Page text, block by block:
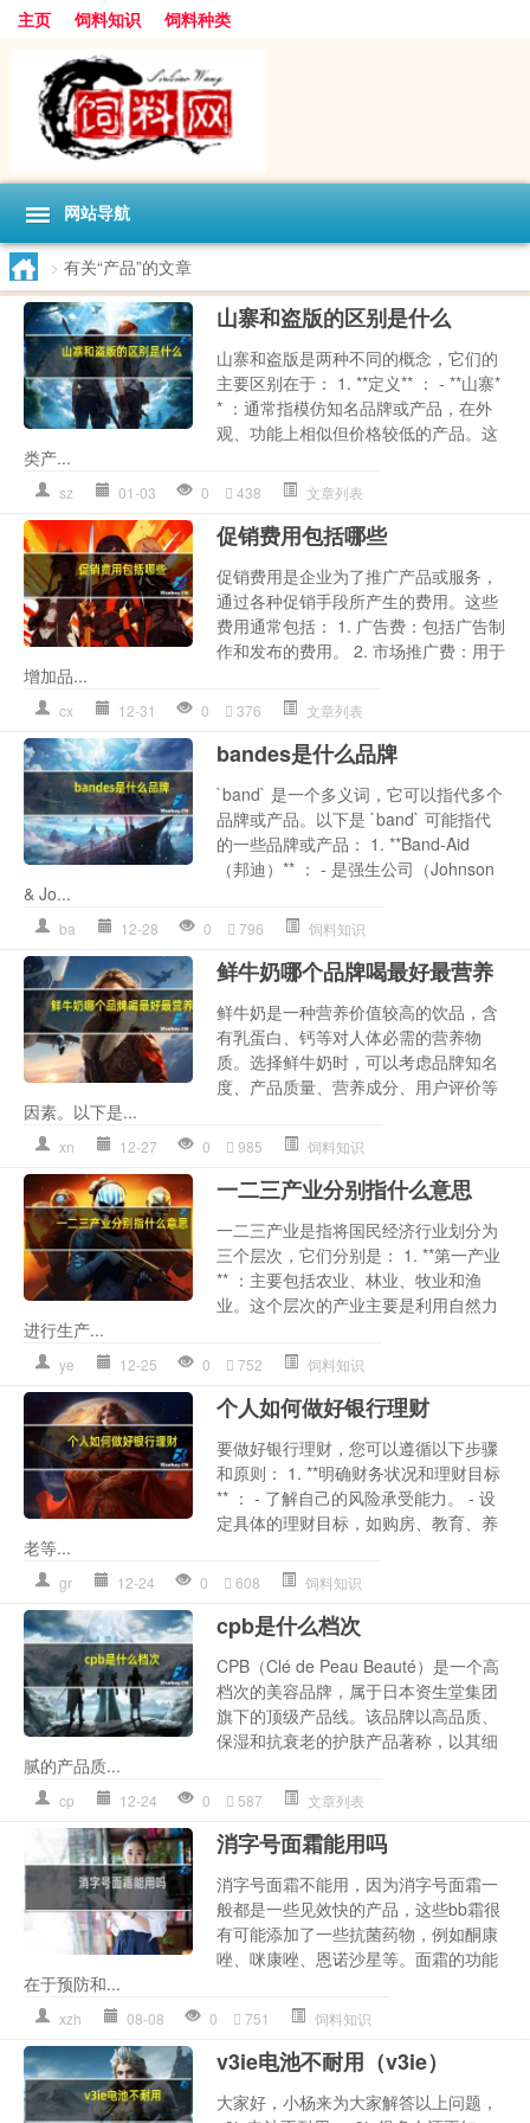
主页 饲料知识 饲料种类
网站导航
> 有关“产品”的文章
山寨和盗版的区别是什么
山寨和盗版是两种不同的概念，它们的
主要区别在于： 1. **定义** ： - **山寨*
* ：通常指模仿知名品牌或产品，在外
观、功能上相似但价格较低的产品。这
类产...
sz 01-03 0 438 文章列表
促销费用包括哪些
促销费用是企业为了推广产品或服务，
通过各种促销手段所产生的费用。这些
费用通常包括： 1. 广告费：包括广告制
作和发布的费用。 2. 市场推广费：用于
增加品...
cx 12-31 0 376 文章列表
bandes是什么品牌
`band` 是一个多义词，它可以指代多个
品牌或产品。以下是 `band` 可能指代
的一些品牌或产品： 1. **Band-Aid
（邦迪）** ： - 是强生公司（Johnson
& Jo...
ba 12-28 0 796 饲料知识
鲜牛奶哪个品牌喝最好最营养
鲜牛奶是一种营养价值较高的饮品，含
有乳蛋白、钙等对人体必需的营养物
质。选择鲜牛奶时，可以考虑品牌知名
度、产品质量、营养成分、用户评价等
因素。以下是...
xn 12-27 0 985 饲料知识
一二三产业分别指什么意思
一二三产业是指将国民经济行业划分为
三个层次，它们分别是： 1. **第一产业
** ：主要包括农业、林业、牧业和渔
业。这个层次的产业主要是利用自然力
进行生产...
ye 12-25 0 752 饲料知识
个人如何做好银行理财
要做好银行理财，您可以遵循以下步骤
和原则： 1. **明确财务状况和理财目标
** ： - 了解自己的风险承受能力。 - 设
定具体的理财目标，如购房、教育、养
老等...
gr 12-24 0 608 饲料知识
cpb是什么档次
CPB（Clé de Peau Beauté）是一个高
档次的美容品牌，属于日本资生堂集团
旗下的顶级产品线。该品牌以高品质、
保湿和抗衰老的护肤产品著称，以其细
腻的产品质...
cp 12-24 0 587 文章列表
消字号面霜能用吗
消字号面霜不能用，因为消字号面霜一
般都是一些见效快的产品，这些bb霜很
有可能添加了一些抗菌药物，例如酮康
唑、咪康唑、恩诺沙星等。面霜的功能
在于预防和...
xzh 08-08 0 751 饲料知识
v3ie电池不耐用（v3ie）
大家好，小杨来为大家解答以上问题，